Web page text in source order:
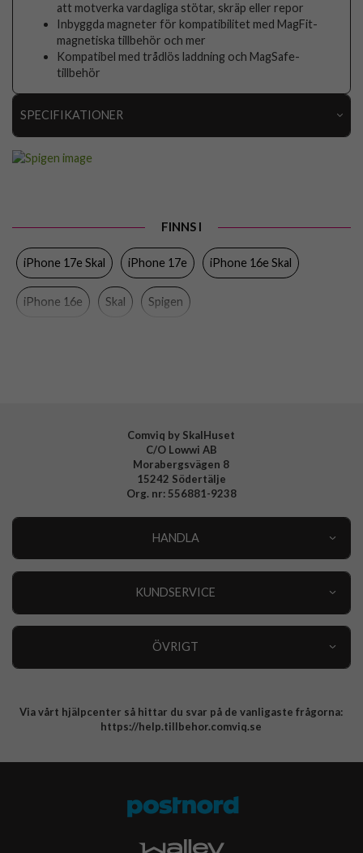
att motverka vardagliga stötar, skräp eller repor
Inbyggda magneter för kompatibilitet med MagFit-
magnetiska tillbehör och mer
Kompatibel med trådlös laddning och MagSafe-
tillbehör
SPECIFIKATIONER
Färg
Hårdplast (PC), Mjukplast (TPU)
FINNS I
iPhone 17e Skal iPhone 17e iPhone 16e Skal
iPhone 16e Skal Spigen
Comviq by SkalHuset
C/O Lowwi AB
Morabergsvägen 8
15242 Södertälje
Org. nr: 556881-9238
HANDLA
KUNDSERVICE
ÖVRIGT
Integritetspolicy
Via vårt hjälpcenter så hittar du svar på de vanligaste frågorna:
https://help.tillbehor.comviq.se